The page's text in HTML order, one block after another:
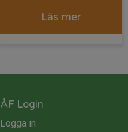
Läs mer
ÅF Login
Logga in